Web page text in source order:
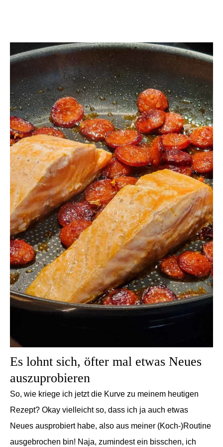
Es lohnt sich, öfter mal etwas Neues
auszuprobieren
So, wie kriege ich jetzt die Kurve zu meinem heutigen
Rezept? Okay vielleicht so, dass ich ja auch etwas
Neues ausprobiert habe, also aus meiner (Koch-)Routine
ausgebrochen bin! Naja, zumindest ein bisschen, ich